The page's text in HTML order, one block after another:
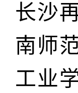
长沙
南师
工业